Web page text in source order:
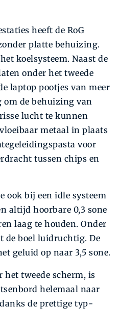
heeft de RoG
platte behuizing.
koelsysteem. Naast de
onder het tweede
laptop pootjes van meer
om de behuizing van
lucht te kunnen
metaal in plaats
voor
tussen chips en
ook bij een idle systeem
altijd hoorbare 0,3 sone
laag te houden. Onder
de boel luidruchtig. De
geluid op naar 3,5 sone.
het tweede scherm, is
helemaal naar
de prettige typ­